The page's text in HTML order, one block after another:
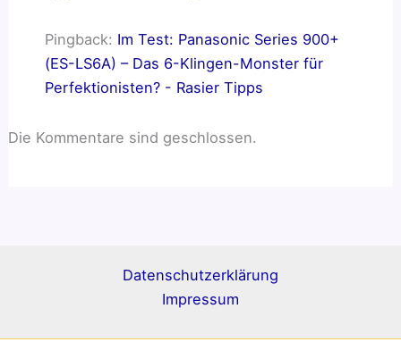
Pingback: Im Test: Panasonic Series 900+
(ES-LS6A) – Das 6-Klingen-Monster für
Perfektionisten? - Rasier Tipps
Die Kommentare sind geschlossen.
Datenschutzerklärung
Impressum